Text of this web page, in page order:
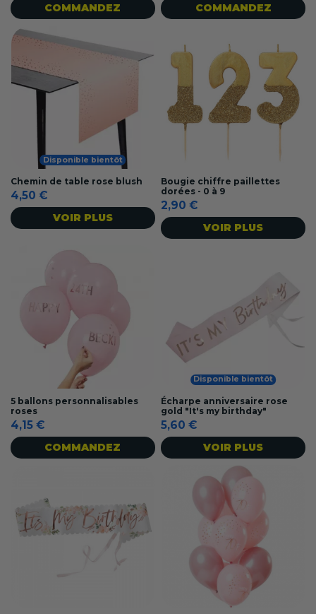
COMMANDEZ COMMANDEZ
Disponible bientôt
Chemin de table rose blush
4,50 €
VOIR PLUS
Bougie chiffre paillettes
dorées - 0 à 9
2,90 €
VOIR PLUS
5 ballons personnalisables
roses
4,15 €
COMMANDEZ
Disponible bientôt
Écharpe anniversaire rose
gold "It's my birthday"
5,60 €
VOIR PLUS